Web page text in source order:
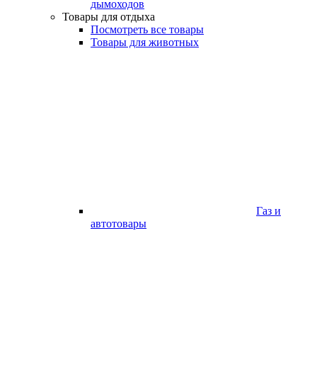
дымоходов
Товары для отдыха
Посмотреть все товары
Товары для животных
Газ и
автотовары